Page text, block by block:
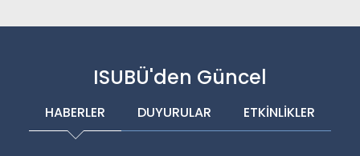
ISUBÜ'den Güncel
HABERLER DUYURULAR ETKİNLİKLER